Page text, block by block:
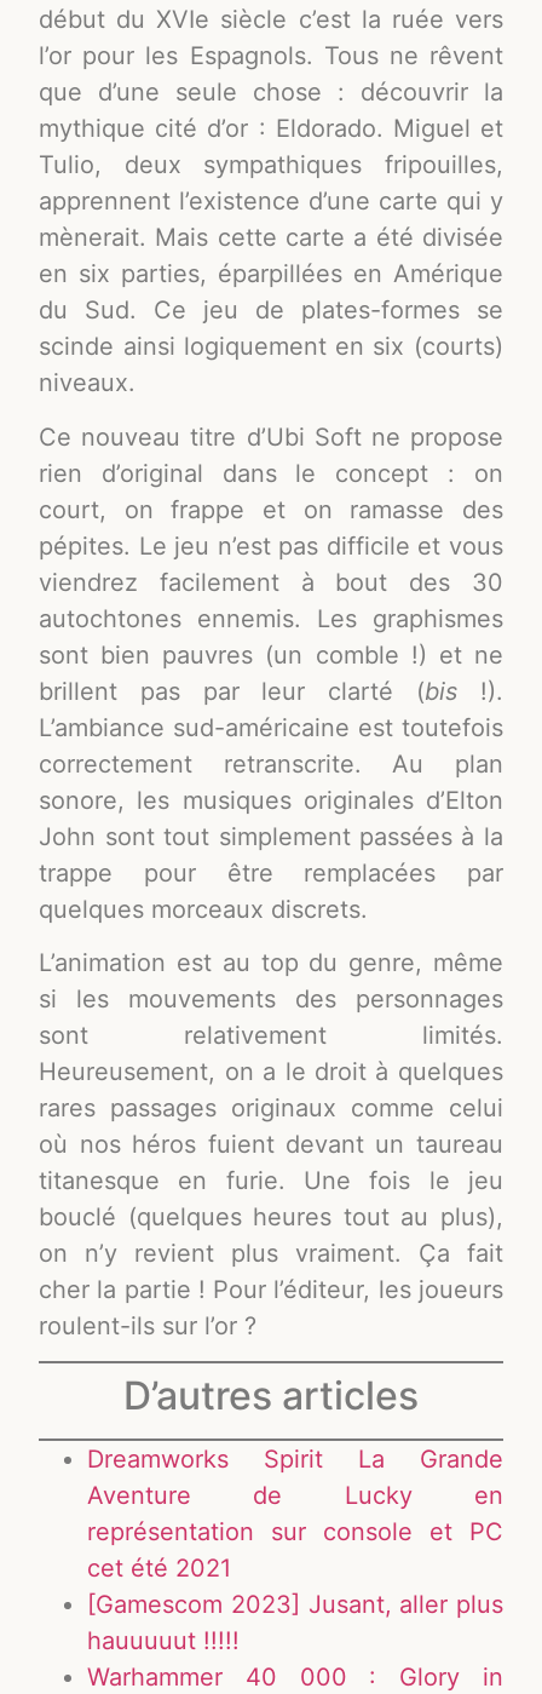
début du XVIe siècle c’est la ruée vers
l’or pour les Espagnols. Tous ne rêvent
que d’une seule chose : découvrir la
mythique cité d’or : Eldorado. Miguel et
Tulio, deux sympathiques fripouilles,
apprennent l’existence d’une carte qui y
mènerait. Mais cette carte a été divisée
en six parties, éparpillées en Amérique
du Sud. Ce jeu de plates-formes se
scinde ainsi logiquement en six (courts)
niveaux.
Ce nouveau titre d’Ubi Soft ne propose
rien d’original dans le concept : on
court, on frappe et on ramasse des
pépites. Le jeu n’est pas difficile et vous
viendrez facilement à bout des 30
autochtones ennemis. Les graphismes
sont bien pauvres (un comble !) et ne
brillent pas par leur clarté (bis !).
L’ambiance sud-américaine est toutefois
correctement retranscrite. Au plan
sonore, les musiques originales d’Elton
John sont tout simplement passées à la
trappe pour être remplacées par
quelques morceaux discrets.
L’animation est au top du genre, même
si les mouvements des personnages
sont relativement limités.
Heureusement, on a le droit à quelques
rares passages originaux comme celui
où nos héros fuient devant un taureau
titanesque en furie. Une fois le jeu
bouclé (quelques heures tout au plus),
on n’y revient plus vraiment. Ça fait
cher la partie ! Pour l’éditeur, les joueurs
roulent-ils sur l’or ?
D’autres articles
Dreamworks Spirit La Grande
Aventure de Lucky en
représentation sur console et PC
cet été 2021
[Gamescom 2023] Jusant, aller plus
hauuuuut !!!!!
Warhammer 40 000 : Glory in